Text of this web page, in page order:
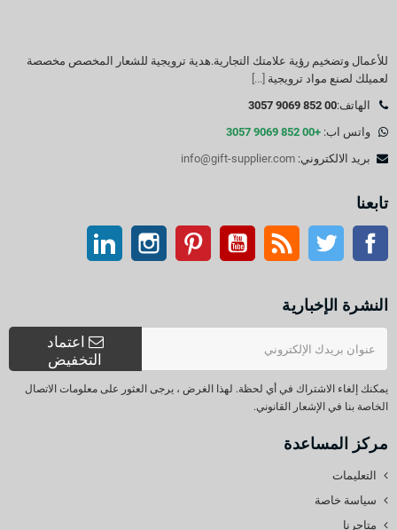
للأعمال وتضخيم رؤية علامتك التجارية.هدية ترويجية للشعار المخصص مخصصة
لعميلك لصنع مواد ترويجية [...]
الهاتف:00 852 9069 3057
واتس اب: +00 852 9069 3057
بريد الالكتروني: info@gift-supplier.com
تابعنا
موقع التواصل الاجتماعي الفيسبوك
آر إس إس موقع يوتيوببينتيريست انستغرام
النشرة الإخبارية
اعتماد
التخفيض
يمكنك إلغاء الاشتراك في أي لحظة. لهذا الغرض ، يرجى العثور على معلومات الاتصال
الخاصة بنا في الإشعار القانوني.
مركز المساعدة
التعليمات
سياسة خاصة
متاجرنا